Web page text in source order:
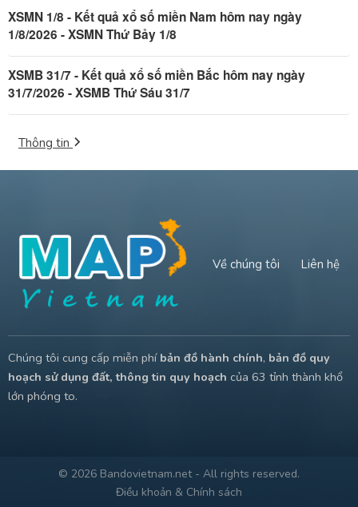
XSMN 1/8 - Kết quả xổ số miền Nam hôm nay ngày
1/8/2026 - XSMN Thứ Bảy 1/8
XSMB 31/7 - Kết quả xổ số miền Bắc hôm nay ngày
31/7/2026 - XSMB Thứ Sáu 31/7
Thông tin
Về chúng tôi Liên hệ
Chúng tôi cung cấp miễn phí bản đồ hành chính, bản đồ quy
hoạch sử dụng đất, thông tin quy hoạch của 63 tỉnh thành khổ
lớn phóng to.
© 2026 Bandovietnam.net - All rights reserved.
Điều khoản & Chính sách